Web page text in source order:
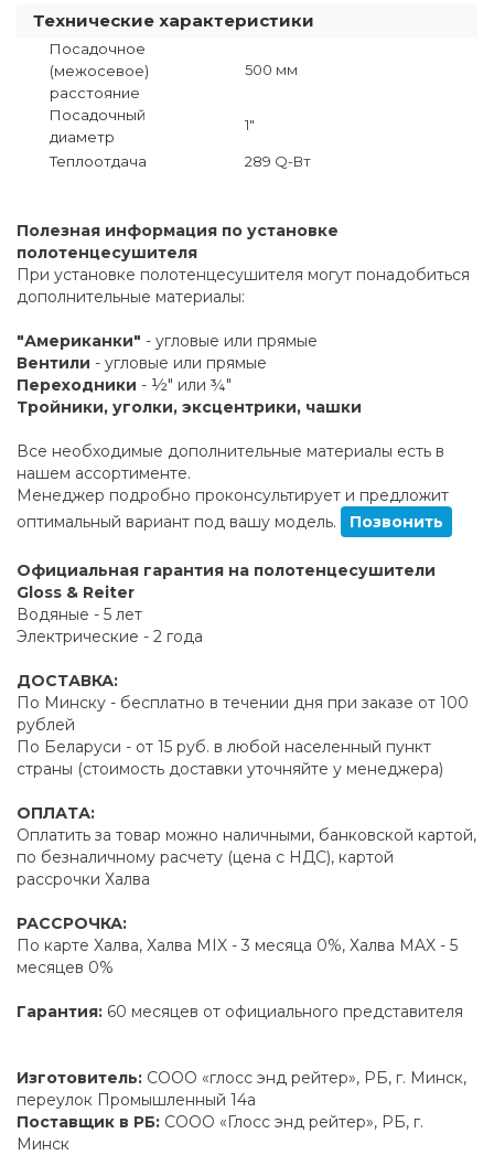
Технические характеристики
Посадочное
(межосевое)
расстояние
500 мм
Посадочный
диаметр
1"
Теплоотдача 289 Q-Вт
Полезная информация по установке
полотенцесушителя
При установке полотенцесушителя могут понадобиться
дополнительные материалы:
"Американки" - угловые или прямые
Вентили - угловые или прямые
Переходники - ½" или ¾"
Тройники, уголки, эксцентрики, чашки
Все необходимые дополнительные материалы есть в
нашем ассортименте.
Менеджер подробно проконсультирует и предложит
оптимальный вариант под вашу модель.
Позвонить
Официальная гарантия на полотенцесушители
Gloss & Reiter
Водяные - 5 лет
Электрические - 2 года
ДОСТАВКА:
По Минску - бесплатно в течении дня при заказе от 100
рублей
По Беларуси - от 15 руб. в любой населенный пункт
страны (стоимость доставки уточняйте у менеджера)
ОПЛАТА:
Оплатить за товар можно наличными, банковской картой,
по безналичному расчету (цена с НДС), картой
рассрочки Халва
РАССРОЧКА:
По карте Халва, Халва MIX - 3 месяца 0%, Халва MAX - 5
месяцев 0%
Гарантия: 60 месяцев от официального представителя
Изготовитель: СООО «глосс энд рейтер», РБ, г. Минск,
переулок Промышленный 14а
Поставщик в РБ: СООО «Глосс энд рейтер», РБ, г.
Минск